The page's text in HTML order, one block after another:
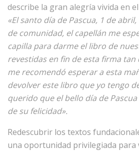
describe la gran alegría vivida en
«El santo día de Pascua, 1 de
de comunidad, el capellán me
capilla para darme el libro de
revestidas en fin de esta firma tan
me recomendó esperar a esta
devolver este libro que yo tengo
querido que el bello día de
de su felicidad».
Redescubrir los textos
una oportunidad privilegiada para